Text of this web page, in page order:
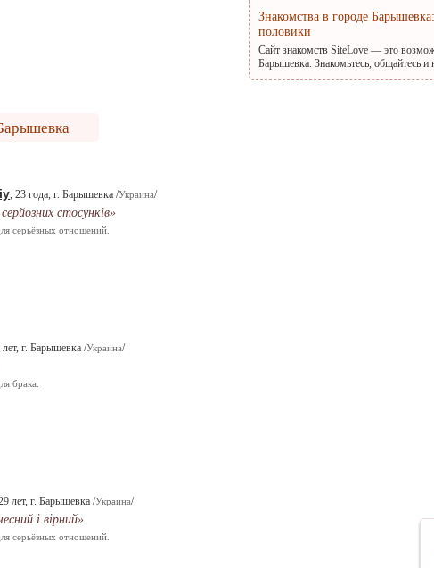
Знакомства в городе
половики
Сайт знакомств SiteLove — это
Барышевка. Знакомьтесь, общайтесь
, 23 года, г. Барышевка /Украина/
стосунків»
серьёзных отношений.
лет, г. Барышевка /Украина/
брака.
лет, г. Барышевка /Украина/
і вірний»
серьёзных отношений.